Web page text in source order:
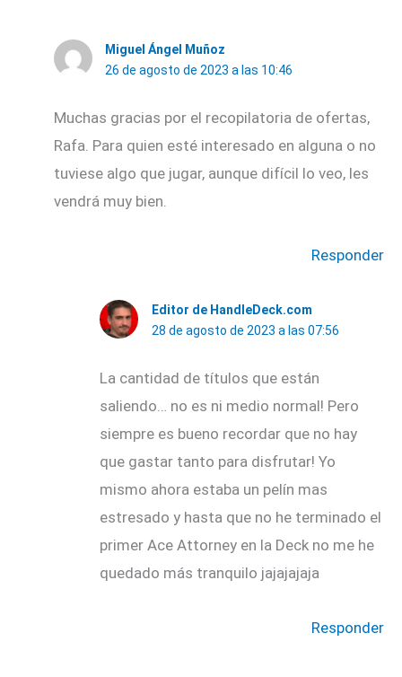
Miguel Ángel Muñoz
26 de agosto de 2023 a las 10:46
Muchas gracias por el recopilatoria de ofertas,
Rafa. Para quien esté interesado en alguna o no
tuviese algo que jugar, aunque difícil lo veo, les
vendrá muy bien.
Responder
Editor de HandleDeck.com
28 de agosto de 2023 a las 07:56
La cantidad de títulos que están
saliendo… no es ni medio normal! Pero
siempre es bueno recordar que no hay
que gastar tanto para disfrutar! Yo
mismo ahora estaba un pelín mas
estresado y hasta que no he terminado el
primer Ace Attorney en la Deck no me he
quedado más tranquilo jajajajaja
Responder